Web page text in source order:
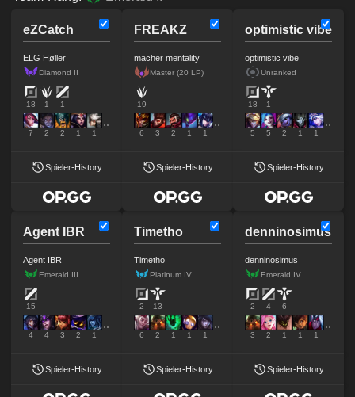
eZCatch
ELG Høller
Diamond II
18 1 1
7 2 2 1 1
Spieler-History
FREAKZ
macher mentality
Master (20 LP)
19
6 3 2 1 1
Spieler-History
optimistic vibe
optimistic vibe
Unranked
18 1
5 5 2 1 1
Spieler-History
Agent IBR
Agent IBR
Emerald III
15
4 4 3 2 1
Spieler-History
Timetho
Timetho
Platinum IV
2 13
6 2 1 1 1
Spieler-History
denninosimus
denninosimus
Emerald IV
2 4 6
3 2 1 1 1
Spieler-History